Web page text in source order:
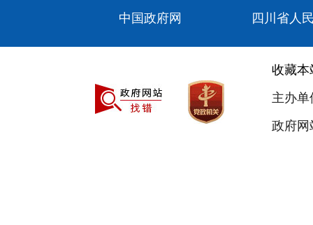
中国政府网 四川省人
收藏本
主办
政府网